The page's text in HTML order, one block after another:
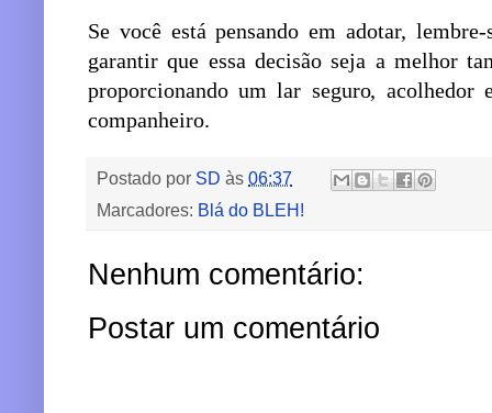
Se você está pensando em adotar,
garantir que essa decisão seja a melhor
proporcionando um lar seguro,
companheiro.
Postado por SD às 06:37
Marcadores: Blá do BLEH!
Nenhum comentário:
Postar um comentário